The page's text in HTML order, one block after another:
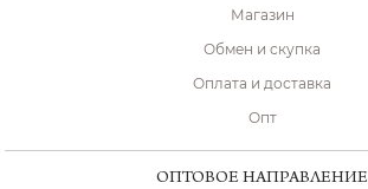
Магазин
Обмен и скупка
Оплата и доставка
Опт
ОПТОВОЕ НАПРАВЛЕНИЕ